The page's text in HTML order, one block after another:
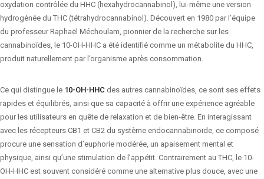
oxydation contrôlée du HHC (hexahydrocannabinol), lui-même une version
hydrogénée du THC (tétrahydrocannabinol). Découvert en 1980 par l’équipe
du professeur Raphaël Méchoulam, pionnier de la recherche sur les
cannabinoïdes, le 10-OH-HHC a été identifié comme un métabolite du HHC,
produit naturellement par l’organisme après consommation.
Ce qui distingue le 10-OH-HHC des autres cannabinoïdes, ce sont ses effets
rapides et équilibrés, ainsi que sa capacité à offrir une expérience agréable
pour les utilisateurs en quête de relaxation et de bien-être. En interagissant
avec les récepteurs CB1 et CB2 du système endocannabinoïde, ce composé
procure une sensation d’euphorie modérée, un apaisement mental et
physique, ainsi qu’une stimulation de l’appétit. Contrairement au THC, le 10-
OH-HHC est souvent considéré comme une alternative plus douce, avec une